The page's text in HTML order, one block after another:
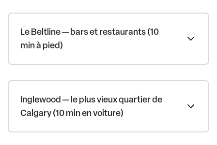
Le Beltline — bars et restaurants (10
min à pied)
Inglewood — le plus vieux quartier de
Calgary (10 min en voiture)